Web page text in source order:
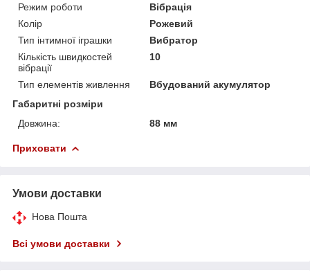
Режим роботи
Вібрація
Колір
Рожевий
Тип інтимної іграшки
Вибратор
Кількість швидкостей
вібрації
10
Тип елементів живлення
Вбудований акумулятор
Габаритні розміри
Довжина:
88 мм
Приховати
Умови доставки
Нова Пошта
Всі умови доставки